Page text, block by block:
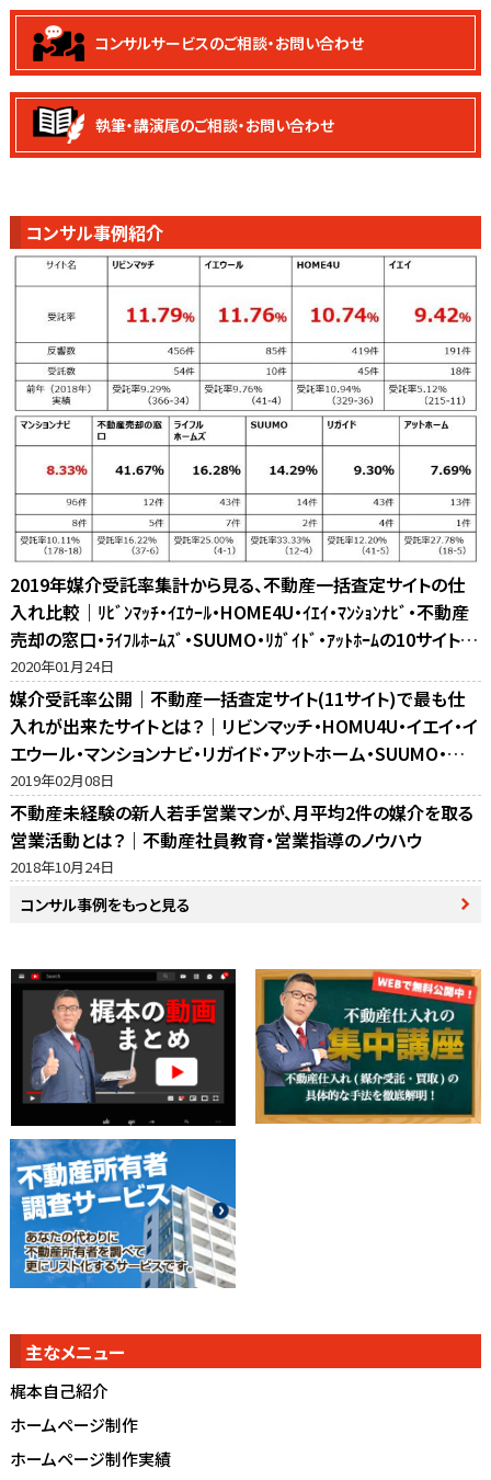
コンサルサービスのご相談・お問い合わせ
執筆・講演尾のご相談・お問い合わせ
コンサル事例紹介
2019年媒介受託率集計から見る、不動産一括査定サイトの仕
入れ比較｜ﾘﾋﾞﾝﾏｯﾁ・ｲｴｳｰﾙ・HOME4U・ｲｴｲ・ﾏﾝｼｮﾝﾅﾋﾞ・不動産
売却の窓口・ﾗｲﾌﾙﾎｰﾑｽﾞ・SUUMO・ﾘｶﾞｲﾄﾞ・ｱｯﾄﾎｰﾑの10サイト比
較
2020年01月24日
媒介受託率公開｜不動産一括査定サイト(11サイト)で最も仕
入れが出来たサイトとは？｜リビンマッチ・HOMU4U・イエイ・イ
エウール・マンションナビ・リガイド・アットホーム・SUUMO・不
動産売却の窓口・ホームズ・マイナビの反響比較
2019年02月08日
不動産未経験の新人若手営業マンが、月平均2件の媒介を取る
営業活動とは？｜不動産社員教育・営業指導のノウハウ
2018年10月24日
コンサル事例をもっと見る
主なメニュー
梶本自己紹介
ホームページ制作
ホームページ制作実績